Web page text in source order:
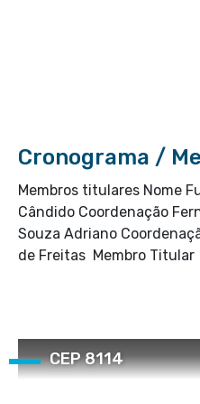
Cronograma /
Membros titulares Nome
Cândido Coordenação
Souza Adriano
de Freitas Membro Titular
CEP 8114